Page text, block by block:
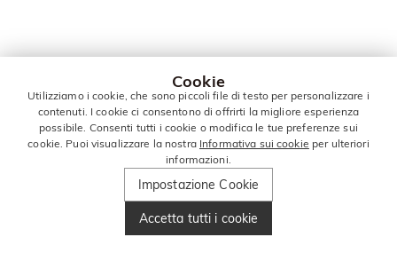
Cookie
Utilizziamo i cookie, che sono piccoli file di testo per personalizzare i
contenuti. I cookie ci consentono di offrirti la migliore esperienza
possibile. Consenti tutti i cookie o modifica le tue preferenze sui
cookie. Puoi visualizzare la nostra Informativa sui cookie per ulteriori
informazioni.
Impostazione Cookie
Accetta tutti i cookie